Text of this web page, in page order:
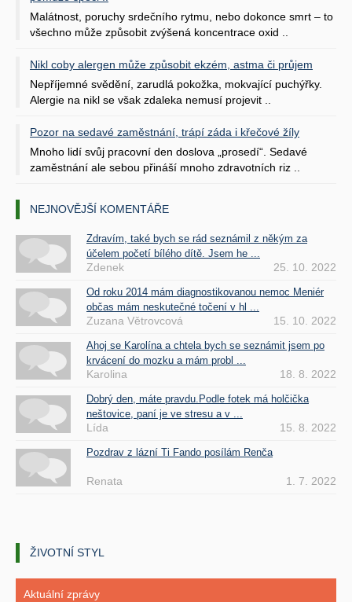
Malátnost, poruchy srdečního rytmu, nebo dokonce smrt – to
všechno může způsobit zvýšená koncentrace oxid ..
Nikl coby alergen může způsobit ekzém, astma či průjem
Nepříjemné svědění, zarudlá pokožka, mokvající puchýřky.
Alergie na nikl se však zdaleka nemusí projevit ..
Pozor na sedavé zaměstnání, trápí záda i křečové žíly
Mnoho lidí svůj pracovní den doslova „prosedí“. Sedavé
zaměstnání ale sebou přináší mnoho zdravotních riz ..
NEJNOVĚJŠÍ KOMENTÁŘE
Zdravím, také bych se rád seznámil z někým za
účelem početí bílého dítě. Jsem he ...
Zdenek 25. 10. 2022
Od roku 2014 mám diagnostikovanou nemoc Meniér
občas mám neskutečné točení v hl ...
Zuzana Větrovcová 15. 10. 2022
Ahoj se Karolína a chtela bych se seznámit jsem po
krvácení do mozku a mám probl ...
Karolina 18. 8. 2022
Dobrý den, máte pravdu.Podle fotek má holčička
neštovice, paní je ve stresu a v ...
Lída 15. 8. 2022
Pozdrav z lázní Ti Fando posílám Renča
Renata 1. 7. 2022
ŽIVOTNÍ STYL
Aktuální zprávy